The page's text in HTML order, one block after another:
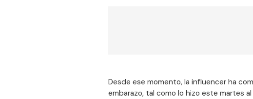
Desde ese momento, la influencer ha
embarazo, tal como lo hizo este martes